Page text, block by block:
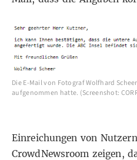
Die E-Mail von Fotograf Wolfhard
aufgenommen hatte. (Screenshot:
Einreichungen von
CrowdNewsroom zeigen,